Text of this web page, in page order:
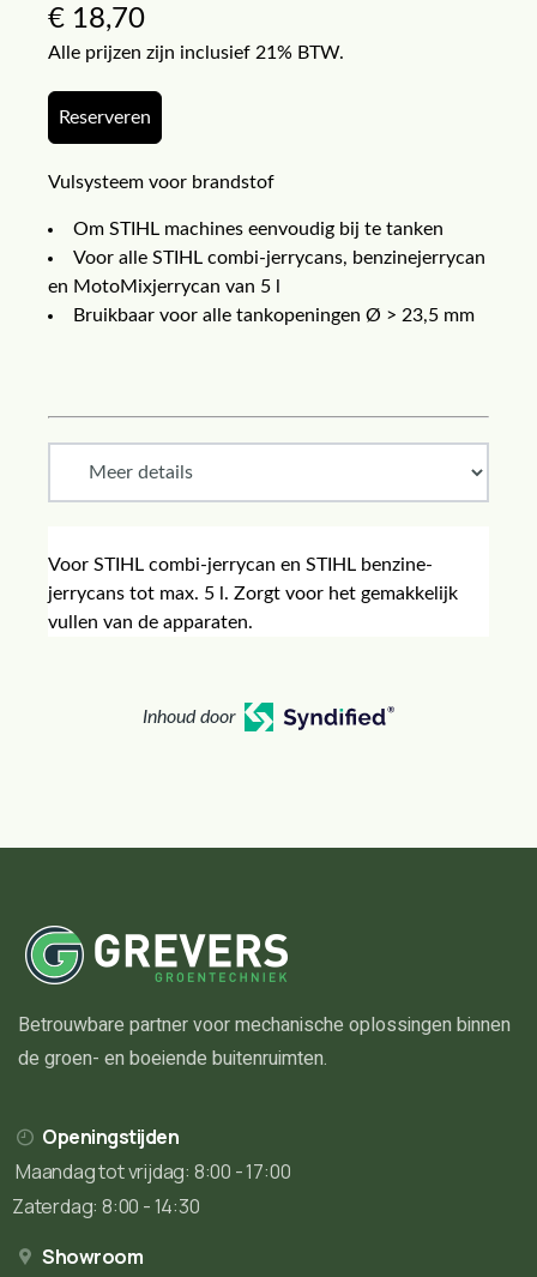
€ 18,70
Alle prijzen zijn inclusief 21% BTW.
Reserveren
Vulsysteem voor brandstof
Om STIHL machines eenvoudig bij te tanken
Voor alle STIHL combi-jerrycans, benzinejerrycan
en MotoMixjerrycan van 5 l
Bruikbaar voor alle tankopeningen Ø > 23,5 mm
Voor STIHL combi-jerrycan en STIHL benzine-
jerrycans tot max. 5 l. Zorgt voor het gemakkelijk
vullen van de apparaten.
Inhoud door
Betrouwbare partner voor mechanische oplossingen binnen
de groen- en boeiende buitenruimten.
Openingstijden
Maandag tot vrijdag: 8:00 - 17:00
Zaterdag: 8:00 - 14:30
Showroom